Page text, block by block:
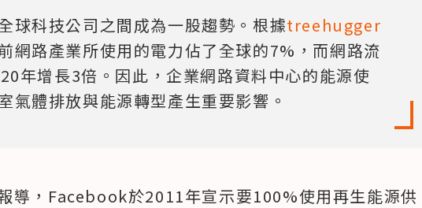
球科技公司之間成為一股趨勢。根據treehugger
網路產業所使用的電力佔了全球的7%，而網路流
年增長3倍。因此，企業網路資料中心的能源使
氣體排放與能源轉型產生重要影響。
導，Facebook於2011年宣示要100%使用再生能源供